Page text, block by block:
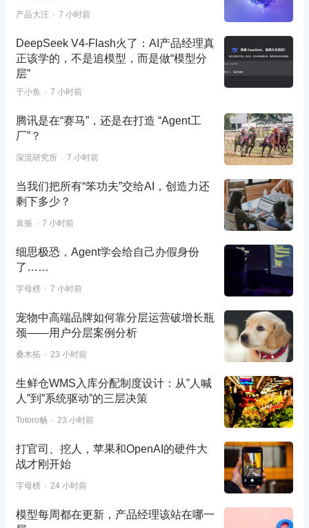
产品大汪 7 小时前
DeepSeek V4-Flash火了：AI产品经理真
正该学的，不是追模型，而是做“模型分
层”
于小鱼 7 小时前
腾讯是在“赛马”，还是在打造 “Agent工
厂”？
深流研究所 7 小时前
当我们把所有“笨功夫”交给AI，创造力还
剩下多少？
袁振 7 小时前
细思极恐，Agent学会给自己办假身份
了……
字母榜 7 小时前
宠物中高端品牌如何靠分层运营破增长瓶
颈——用户分层案例分析
桑木拓 23 小时前
生鲜仓WMS入库分配制度设计：从”人喊
人”到”系统驱动”的三层决策
Totoro畅 23 小时前
打官司、挖人，苹果和OpenAI的硬件大
战才刚开始
字母榜 24 小时前
模型每周都在更新，产品经理该站在哪一